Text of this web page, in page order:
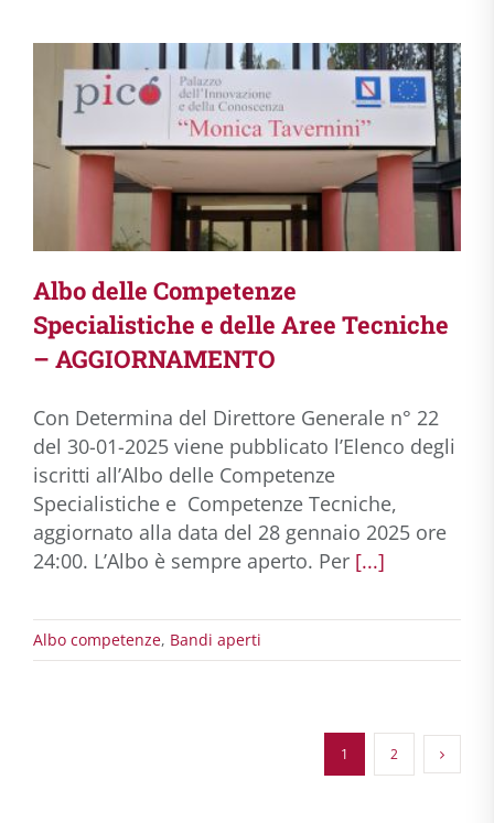
Albo delle Competenze
Specialistiche e delle Aree Tecniche
– AGGIORNAMENTO
Con Determina del Direttore Generale n° 22
del 30-01-2025 viene pubblicato l’Elenco degli
iscritti all’Albo delle Competenze
Specialistiche e Competenze Tecniche,
aggiornato alla data del 28 gennaio 2025 ore
24:00. L’Albo è sempre aperto. Per [...]
Albo competenze, Bandi aperti
1 2